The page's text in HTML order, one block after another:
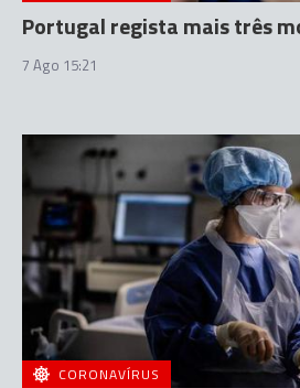
Portugal regista mais três
7 Ago 15:21
CORONAVÍRUS